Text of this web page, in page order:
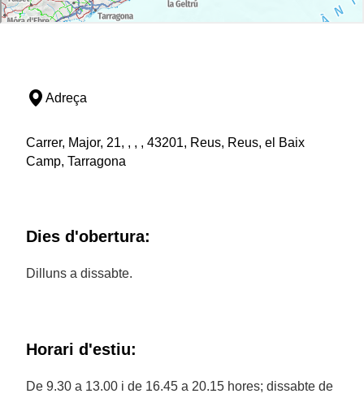
Adreça
Carrer, Major, 21, , , , 43201, Reus, Reus, el Baix
Camp, Tarragona
Dies d'obertura:
Dilluns a dissabte.
Horari d'estiu:
De 9.30 a 13.00 i de 16.45 a 20.15 hores; dissabte de